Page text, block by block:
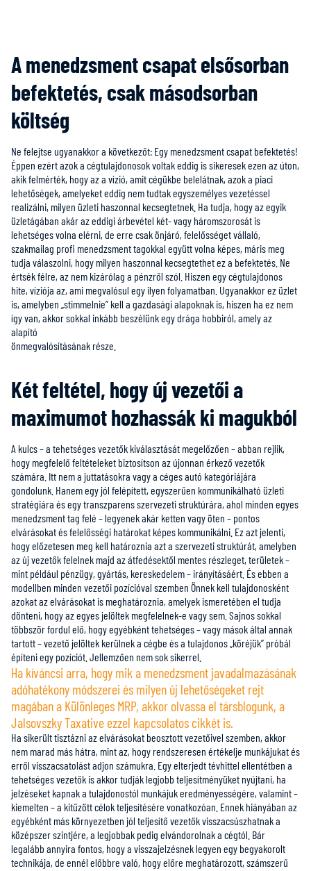
A menedzsment csapat elsősorban
befektetés, csak másodsorban
költség
Ne felejtse ugyanakkor a következőt: Egy menedzsment csapat befektetés!
Éppen ezért azok a cégtulajdonosok voltak eddig is sikeresek ezen az úton,
akik felmérték, hogy az a vízió, amit cégükbe belelátnak, azok a piaci
lehetőségek, amelyeket eddig nem tudtak egyszemélyes vezetéssel
realizálni, milyen üzleti haszonnal kecsegtetnek. Ha tudja, hogy az egyik
üzletágában akár az eddigi árbevétel két- vagy háromszorosát is
lehetséges volna elérni, de erre csak önjáró, felelősséget vállaló,
szakmailag profi menedzsment tagokkal együtt volna képes, máris meg
tudja válaszolni, hogy milyen haszonnal kecsegtethet ez a befektetés. Ne
értsék félre, az nem kizárólag a pénzről szól. Hiszen egy cégtulajdonos
hite, víziója az, ami megvalósul egy ilyen folyamatban. Ugyanakkor ez üzlet
is, amelyben „stimmelnie” kell a gazdasági alapoknak is, hiszen ha ez nem
így van, akkor sokkal inkább beszélünk egy drága hobbiról, amely az
alapító
önmegvalósításának része.
Két feltétel, hogy új vezetői a
maximumot hozhassák ki magukból
A kulcs – a tehetséges vezetők kiválasztását megelőzően – abban rejlik,
hogy megfelelő feltételeket biztosítson az újonnan érkező vezetők
számára. Itt nem a juttatásokra vagy a céges autó kategóriájára
gondolunk. Hanem egy jól felépített, egyszerűen kommunikálható üzleti
stratégiára és egy transzparens szervezeti struktúrára, ahol minden egyes
menedzsment tag felé – legyenek akár ketten vagy öten – pontos
elvárásokat és felelősségi határokat képes kommunikálni. Ez azt jelenti,
hogy előzetesen meg kell határoznia azt a szervezeti struktúrát, amelyben
az új vezetők felelnek majd az átfedésektől mentes részleget, területek –
mint például pénzügy, gyártás, kereskedelem – irányításáért. És ebben a
modellben minden vezetői pozícióval szemben Önnek kell tulajdonosként
azokat az elvárásokat is meghatároznia, amelyek ismeretében el tudja
dönteni, hogy az egyes jelöltek megfelelnek-e vagy sem. Sajnos sokkal
többször fordul elő, hogy egyébként tehetséges – vagy mások által annak
tartott – vezető jelöltek kerülnek a cégbe és a tulajdonos „köréjük” próbál
építeni egy pozíciót. Jellemzően nem sok sikerrel.
Ha kíváncsi arra, hogy mik a menedzsment javadalmazásának
adóhatékony módszerei és milyen új lehetőségeket rejt
magában a Különleges MRP, akkor olvassa el társblogunk, a
Jalsovszky Taxative ezzel kapcsolatos cikkét is.
Ha sikerült tisztázni az elvárásokat beosztott vezetőivel szemben, akkor
nem marad más hátra, mint az, hogy rendszeresen értékelje munkájukat és
erről visszacsatolást adjon számukra. Egy elterjedt tévhittel ellentétben a
tehetséges vezetők is akkor tudják legjobb teljesítményüket nyújtani, ha
jelzéseket kapnak a tulajdonostól munkájuk eredményességére, valamint –
kiemelten – a kitűzött célok teljesítésére vonatkozóan. Ennek hiányában az
egyébként más környezetben jól teljesítő vezetők visszacsúszhatnak a
középszer szintjére, a legjobbak pedig elvándorolnak a cégtól. Bár
legalább annyira fontos, hogy a visszajelzésnek legyen egy begyakorolt
technikája, de ennél előbbre való, hogy előre meghatározott, számszerű